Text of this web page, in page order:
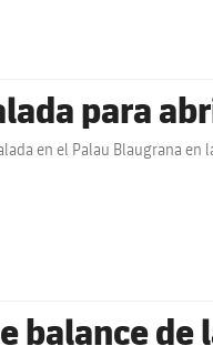
para
en el Palau Blaugrana
balance